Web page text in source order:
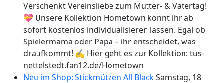
Verschenkt Vereinsliebe zum Mutter- & Vatertag!
💝 Unsere Kollektion Hometown könnt ihr ab
sofort kostenlos individualisieren lassen. Egal ob
Spielermama oder Papa – ihr entscheidet, was
draufkommt! ✍ Hier geht es zur Kollektion: tus-
nettelstedt.fan12.de/Hometown
Neu im Shop: Stickmützen All BlackSamstag, 18